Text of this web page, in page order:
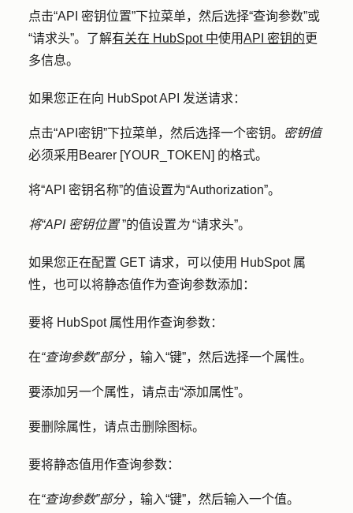
点击“API 密钥位置”下拉菜单，然后选择“查询参数”或
“请求头”。了解有关在 HubSpot 中使用API 密钥的更
多信息。
如果您正在向 HubSpot API 发送请求：
点击“API密钥”下拉菜单，然后选择一个密钥。
密钥值
必须采用 Bearer [YOUR_TOKEN] 的格式。
将“API 密钥名称”的值设置为“Authorization”。
将“API 密钥位置”的值设置 为“请求头”。
如果您正在配置 GET 请求，可以使用 HubSpot 属
性，也可以将静态值作为查询参数添加：
要将 HubSpot 属性用作查询参数：
在“查询参数”部分 ，输入“键”，然后选择一个属性。
要添加另一个属性，请点击“添加属性”。
要删除属性，请点击删除图标。
要将静态值用作查询参数：
在“查询参数”部分 ，输入“键”，然后输入一个值。